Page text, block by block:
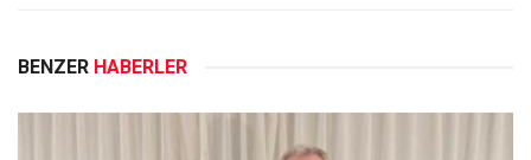
BENZER HABERLER